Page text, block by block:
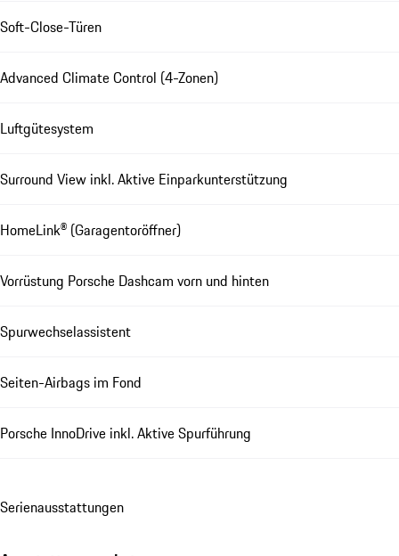
Soft-Close-Türen
Advanced Climate Control (4-Zonen)
Luftgütesystem
Surround View inkl. Aktive Einparkunterstützung
HomeLink® (Garagentoröffner)
Vorrüstung Porsche Dashcam vorn und hinten
Spurwechselassistent
Seiten-Airbags im Fond
Porsche InnoDrive inkl. Aktive Spurführung
Se­ri­en­aus­stat­tungen